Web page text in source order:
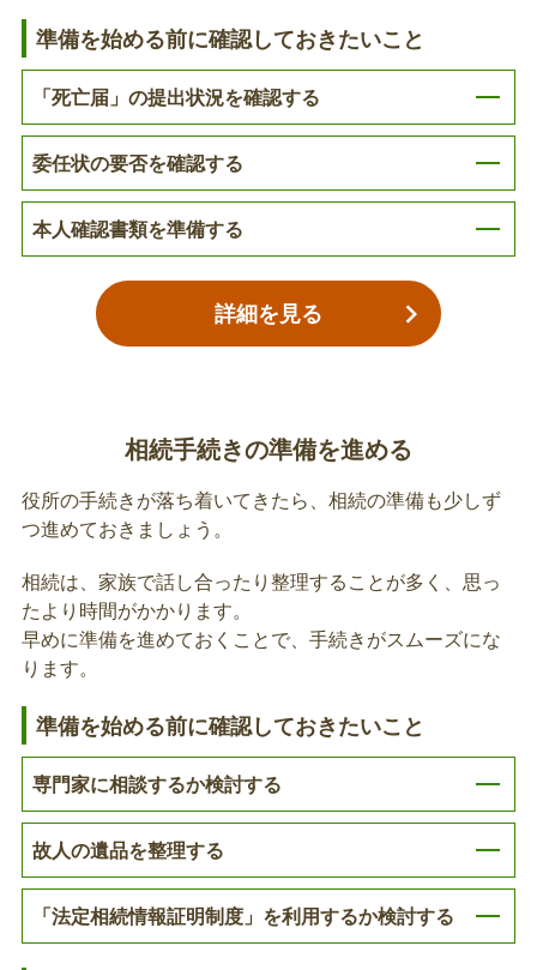
0円）を申請することができます。
国民健康保険の関連手続き
国民健康保険に加入している方が高額療養費の支給
決定前や振込前に亡くなり、支給ができなくなった
場合に申請ができます。※一般的に対象となった月
から4ヶ月以降に申請が可能となり、対象の際は勧
奨通知が送付されます。
後期高齢者医療保険の受領申出等届出書の提
出、高額療養費の申請
代表者を届け出ていただきます。【高額療養費の申
支給ができなくなった場合に受領申出者（相続人代
表）が申請できます。
故人の介護保険被保険者証の返納または破棄
負担割合証」「介護保険負担限度額認定証」などを
交付されていた場合は、返納してください。
亡くなった方が高額介護サービス費を受給されてい
た場合は、支給先変更手続きが必要となります。
家族介護用品助成券の返納
介護用品支給助成券（オムツ券）を交付されていた
場合は返納してください。
税金
動産
不動産
その他
準備を始める前に確認しておきたいこと
「死亡届」の提出状況を確認する
委任状の要否を確認する
本人確認書類を準備する
詳細を見る
相続手続きの準備を進める
役所の手続きが落ち着いてきたら、相続の準備も少しず
つ進めておきましょう。
相続は、家族で話し合ったり整理することが多く、思っ
たより時間がかかります。
早めに準備を進めておくことで、手続きがスムーズにな
ります。
準備を始める前に確認しておきたいこと
専門家に相談するか検討する
故人の遺品を整理する
「法定相続情報証明制度」を利用するか検討する